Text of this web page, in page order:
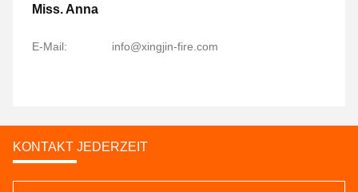
Miss. Anna
E-Mail: info@xingjin-fire.com
KONTAKT JEDERZEIT